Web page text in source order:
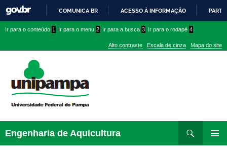
PARA
CONTEÚDO
COMUNICA BR ACESSO À INFORMAÇÃO
conteúdo
menu
superior
menu
Ir para o conteúdo 1 Ir para o menu 2 Ir para a busca 3 Ir para o rodapé 4
Alto contraste Escala de cinza Mapa do site
Engenharia de Aquicultura
para